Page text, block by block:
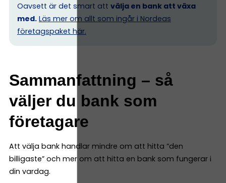
Oavsett är det smart att välja en bank att växa
med. Läs mer om allt som ingår i Nordeas
företagspaket här.
Sammanfattning – så
väljer du bank som
företagare
Att välja bank handlar mindre om att hitta “den
billigaste” och mer om att hitta en bank som fungerar i
din vardag.